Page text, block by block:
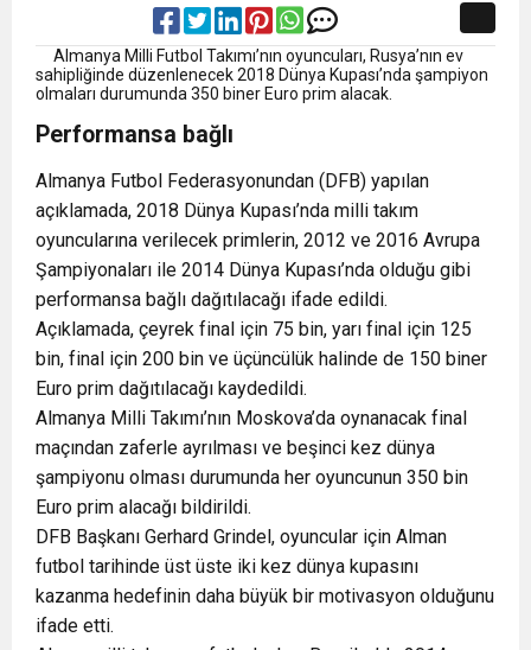
Almanya Milli Futbol Takımı’nın oyuncuları, Rusya’nın ev
sahipliğinde düzenlenecek 2018 Dünya Kupası’nda şampiyon
olmaları durumunda 350 biner Euro prim alacak.
Performansa bağlı
Almanya Futbol Federasyonundan (DFB) yapılan
açıklamada, 2018 Dünya Kupası’nda milli takım
oyuncularına verilecek primlerin, 2012 ve 2016 Avrupa
Şampiyonaları ile 2014 Dünya Kupası’nda olduğu gibi
performansa bağlı dağıtılacağı ifade edildi.
Açıklamada, çeyrek final için 75 bin, yarı final için 125
bin, final için 200 bin ve üçüncülük halinde de 150 biner
Euro prim dağıtılacağı kaydedildi.
Almanya Milli Takımı’nın Moskova’da oynanacak final
maçından zaferle ayrılması ve beşinci kez dünya
şampiyonu olması durumunda her oyuncunun 350 bin
Euro prim alacağı bildirildi.
DFB Başkanı Gerhard Grindel, oyuncular için Alman
futbol tarihinde üst üste iki kez dünya kupasını
kazanma hedefinin daha büyük bir motivasyon olduğunu
ifade etti.